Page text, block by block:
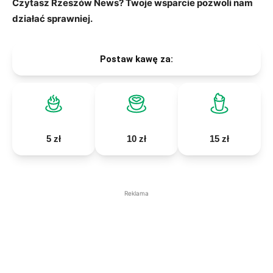
Czytasz Rzeszów News? Twoje wsparcie pozwoli nam
działać sprawniej.
Postaw kawę za:
5 zł 10 zł 15 zł
Reklama